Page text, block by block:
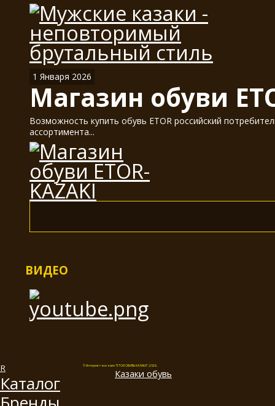
1 Января 2026
Магазин обуви
Возможность купить обувь ETOR российский
ассортимента...
ВИДЕО
© Интернет-магазин "ETOR ОБУВЬ КАЗАКИ", 2026.
Казаки обувь
Каталог